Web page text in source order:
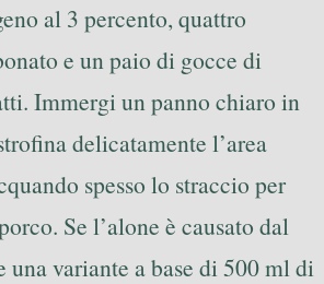
al 3 percento, quattro
e un paio di gocce di
Immergi un panno chiaro in
delicatamente l’area
spesso lo straccio per
Se l’alone è causato dal
una variante a base di 500 ml di